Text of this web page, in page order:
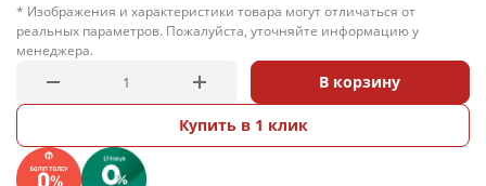
* Изображения и характеристики товара могут отличаться от
реальных параметров. Пожалуйста, уточняйте информацию у
менеджера.
В корзину
Купить в 1 клик